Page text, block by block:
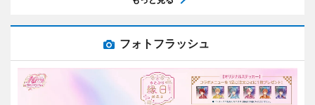
フォトフラッシュ